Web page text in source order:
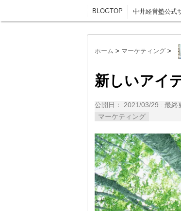
BLOGTOP 中井経営塾公式
ホーム > マーケティング >
新しいアイ
公開日： 2021/03/29 : 最終
マーケティング